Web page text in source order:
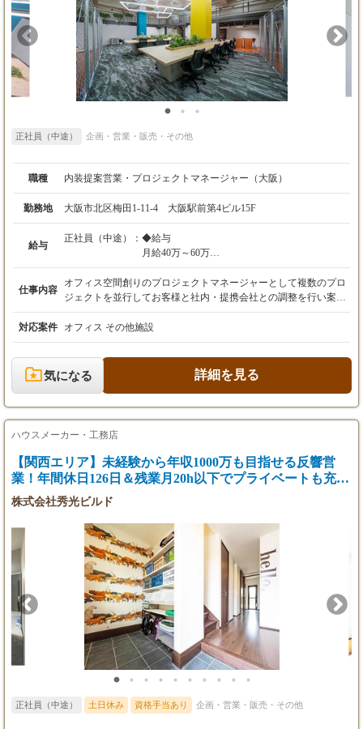
正社員（中途） 企画・営業・販売・その他
職種 内装提案営業・プロジェクトマネージャー（大阪）
勤務地 大阪市北区梅田1-11-4 大阪駅前第4ビル15F
給与
正社員（中途）： ◆給与
月給40万～60万
※固定残業代30時間分(75,950円〜113,925円)を
含む
※固定残業代は残業がない場合も支給し、超過
分は別途支給
◆売上手当
四半期ごとの事業部予算達成・個人業績に応じ
たインセンティブあり
2級施工管理士：1.5万円/月(一部役職上限あり)
◆年収例
◆試用期間
3か月 ※労働条件は本採用と同じ
仕事内容
オフィス空間創りのプロジェクトマネージャーとして複数のプロ
ジェクトを並⾏してお客様と社内・提携会社との調整を行い案件
を進めていくお仕事になります。 新規営業ではなくインバウンド
中心で業務をお任せします！ 主な業務 ■プロジェクトを受注して
きた営業との情報共有 ■お客様の事業や個性・オフィスでの業務
を理解し課題や要望をヒアリング ■デザイン・設計/施⼯管理との
打ち合わせ ■提案書・資料の作成、お客様へのプレゼンテーショ
ン ■⾒積書の作成/⼯程管理・各種提携業者との調整業務/コスト管
ト的な業務を通したOJTで業務や知識を⾝に付ることが出来ま
す。 更には設計デザイナー、施工管理、プロジェクトマネージャ
ーもどんどん増やしていく予定ですので責任ある⽴場へのステッ
プアップもキャリアアップも叶います！ 求める人物像 ◆納期や
コスト・品質を意識してチーム・他部署・業者とスムーズに連携
できる⽅ ◆コミュニケーション⼒が⾼くお客様の要望を具体化・
業務領域に興味関⼼を持って学べる⽅ ◆各プロジェクトを俯瞰し
ながら、マルチタスクで臨機応変にコントロールできる⽅ お客様
からのオフィス移転・開設のご依頼は全て重要プロジェクトとし
て社内共有し、徹底的かつ長期的にお客様をフォローする文化が
あります。 経営者の想いに寄り添いプロジェクトをマネジメント
しながら一緒に素敵なオフィスを創り上げていきましょう！
対応案件 オフィス その他施設
気になる 詳細を見る
ハウスメーカー・工務店
【関西エリア】未経験から年収1000万も目指せる反響営
業！年間休日126日＆残業月20h以下でプライベートも充
実。
株式会社秀光ビルド
正社員（中途） 土日休み 資格手当あり 企画・営業・販売・その他